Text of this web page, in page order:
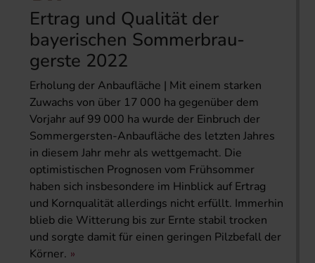
Ertrag und Qualität der
bayerischen Sommerbrau­
gerste 2022
Erholung der Anbaufläche | Mit einem starken
Zuwachs von über 17 000 ha gegenüber dem
Vorjahr auf 99 000 ha wurde der Einbruch der
Sommergersten-Anbaufläche des letzten Jahres
in diesem Jahr mehr als wettgemacht. Die
optimistischen Prognosen vom Frühsommer
haben sich insbesondere im Hinblick auf Ertrag
und Kornqualität allerdings nicht erfüllt. Immerhin
blieb die Witterung bis zur Ernte stabil trocken
und sorgte damit für einen geringen Pilzbefall der
Körner.